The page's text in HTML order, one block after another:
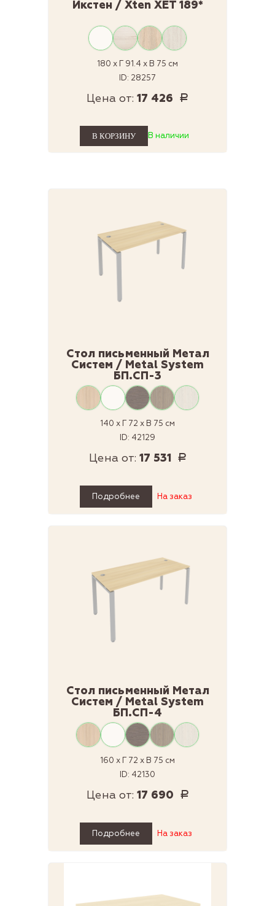
Икстен / Xten XET 189*
180 x Г 91.4 x В 75 см
ID: 28257
Цена от: 17 426 Р
В наличии
Стол письменный Метал
Систем / Metal System
БП.СП-3
140 x Г 72 x В 75 см
ID: 42129
Цена от: 17 531 Р
Подробнее На заказ
Стол письменный Метал
Систем / Metal System
БП.СП-4
160 x Г 72 x В 75 см
ID: 42130
Цена от: 17 690 Р
Подробнее На заказ